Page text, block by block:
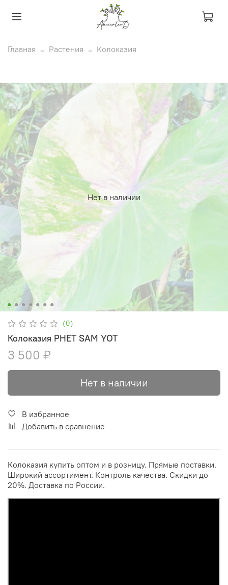
Главная Растения Колоказия
Нет в наличии
(0)
Колоказия PHET SAM YOT
3 500 ₽
Нет в наличии
В избранное
Добавить в сравнение
Колоказия купить оптом и в розницу. Прямые поставки.
Широкий ассортимент. Контроль качества. Скидки до
20%. Доставка по России.